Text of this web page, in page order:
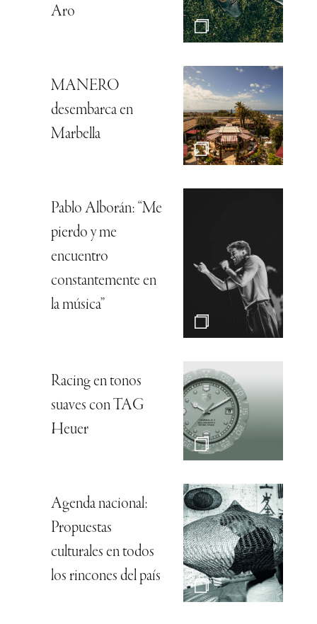
Aro
MANERO
desembarca en
Marbella
Pablo Alborán: “Me
pierdo y me
encuentro
constantemente en
la música”
Racing en tonos
suaves con TAG
Heuer
Agenda nacional:
Propuestas
culturales en todos
los rincones del país